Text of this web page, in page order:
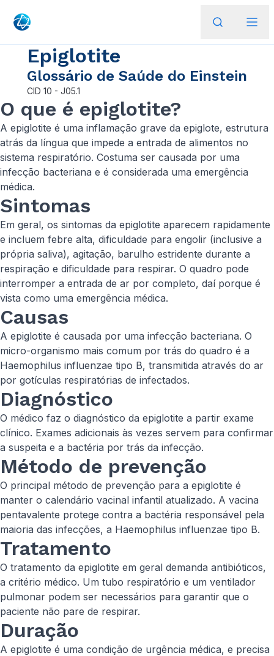
Epiglotite
Glossário de Saúde do Einstein
CID 10 - J05.1
O que é epiglotite?
A epiglotite é uma inflamação grave da epiglote, estrutura
atrás da língua que impede a entrada de alimentos no
sistema respiratório. Costuma ser causada por uma
infecção bacteriana e é considerada uma emergência
médica.
Sintomas
Em geral, os sintomas da epiglotite aparecem rapidamente
e incluem febre alta, dificuldade para engolir (inclusive a
própria saliva), agitação, barulho estridente durante a
respiração e dificuldade para respirar. O quadro pode
interromper a entrada de ar por completo, daí porque é
vista como uma emergência médica.
Causas
A epiglotite é causada por uma infecção bacteriana. O
micro-organismo mais comum por trás do quadro é a
Haemophilus influenzae tipo B, transmitida através do ar
por gotículas respiratórias de infectados.
Diagnóstico
O médico faz o diagnóstico da epiglotite a partir exame
clínico. Exames adicionais às vezes servem para confirmar
a suspeita e a bactéria por trás da infecção.
Método de prevenção
O principal método de prevenção para a epiglotite é
manter o calendário vacinal infantil atualizado. A vacina
pentavalente protege contra a bactéria responsável pela
maioria das infecções, a Haemophilus influenzae tipo B.
Tratamento
O tratamento da epiglotite em geral demanda antibióticos,
a critério médico. Um tubo respiratório e um ventilador
pulmonar podem ser necessários para garantir que o
paciente não pare de respirar.
Duração
A epiglotite é uma condição de urgência médica, e precisa